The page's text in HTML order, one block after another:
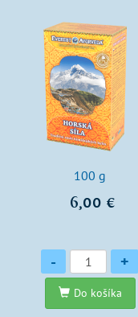
100 g
6,00 €
Množstvo
- +
Do košíka